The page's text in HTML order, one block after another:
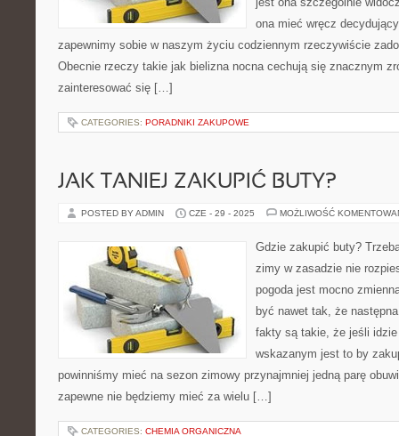
ona mieć wręcz
zapewnimy sobie w naszym życiu codziennym rzeczywiście
Obecnie rzeczy takie jak bielizna nocna cechują się znacznym
zainteresować się […]
CATEGORIES: PORADNIKI ZAKUPOWE
JAK TANIEJ ZAKUPIĆ BUTY?
POSTED BY ADMIN CZE - 29 - 2025 MOŻLIWOŚĆ
Gdzie zakupić buty?
zimy w zasadzie nie
pogoda jest mocno
być nawet tak, że
fakty są takie, że jeśli
wskazanym jest to by
powinniśmy mieć na sezon zimowy przynajmniej jedną parę
zapewne nie będziemy mieć za wielu […]
CATEGORIES: CHEMIA ORGANICZNA